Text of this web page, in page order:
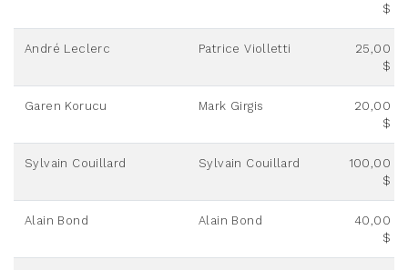
$
André Leclerc Patrice Violletti
25,00
$
Garen Korucu Mark Girgis
20,00
$
Sylvain Couillard Sylvain Couillard
100,00
$
Alain Bond Alain Bond
40,00
$